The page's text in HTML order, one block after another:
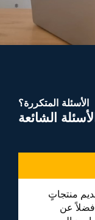
الأسئلة المتكررة؟
الشائعة
منتجاتٍ
فضلاً عن